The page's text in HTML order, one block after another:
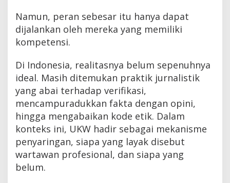
Namun, peran sebesar itu hanya dapat
dijalankan oleh mereka yang memiliki
kompetensi.
Di Indonesia, realitasnya belum sepenuhnya
ideal. Masih ditemukan praktik jurnalistik
yang abai terhadap verifikasi,
mencampuradukkan fakta dengan opini,
hingga mengabaikan kode etik. Dalam
konteks ini, UKW hadir sebagai mekanisme
penyaringan, siapa yang layak disebut
wartawan profesional, dan siapa yang
belum.